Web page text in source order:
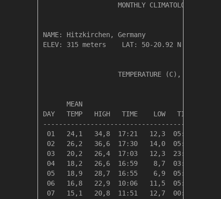
MONTHLY CLIMATOLOGICAL
NAME: Hitzkirchen, Germany
ELEV: 315 meters    LAT: 50-20.92 N    LONG:
TEMPERATURE (C), RAIN
MEAN
DAY   TEMP   HIGH   TIME    LOW   TIME
01   24,1   34,8  17:21   12,3  05:12
02   26,2   36,6  17:30   14,0  05:17
03   20,2   26,4  17:03   12,3  23:47
04   18,2   26,6  16:59    8,7  03:07
05   18,9   28,7  16:55    6,9  05:28
06   16,8   22,9  10:06   11,5  05:32
07   15,1   20,8  11:51   12,7  00:00